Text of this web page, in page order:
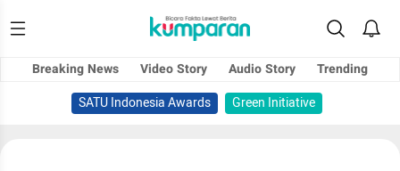
Breaking News Video Story Audio Story
Trending
SATU Indonesia Awards
Green Initiative